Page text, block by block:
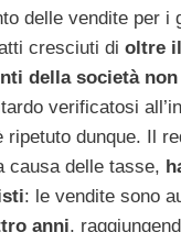
delle vendite per i
cresciuti di oltre
della società
verificatosi
dunque. Il
causa delle tasse,
: le vendite sono
anni,